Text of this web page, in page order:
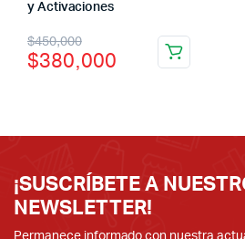
y Activaciones
$450,000
El
precio
era:
$380,000
El
precio
es:
¡SUSCRÍBETE A
NEWSLETTER!
Permanece informado con nuestra